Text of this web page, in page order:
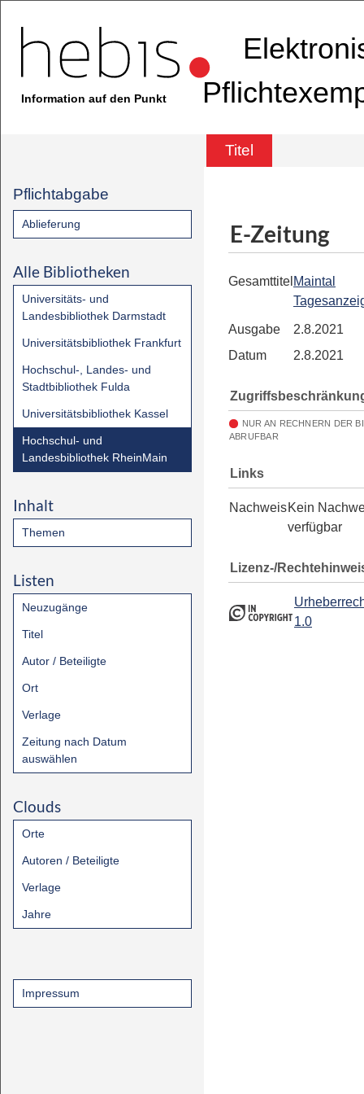
Information auf den Punkt
Titel
Pflichtabgabe
Ablieferung
Alle Bibliotheken
Universitäts- und
Landesbibliothek Darmstadt
Universitätsbibliothek Frankfurt
Hochschul-, Landes- und
Stadtbibliothek Fulda
Universitätsbibliothek Kassel
Hochschul- und
Landesbibliothek RheinMain
Inhalt
Themen
Listen
Neuzugänge
Titel
Autor / Beteiligte
Ort
Verlage
Zeitung nach Datum
auswählen
Clouds
Orte
Autoren / Beteiligte
Verlage
Jahre
Impressum
E-Zeitung
Gesamttitel Maintal
Ausgabe
2.8.2021
Datum
2.8.2021
NUR AN RECHNERN DER
ABRUFBAR
Links
NachweisKein
verfügbar
Lizenz-/
1.0